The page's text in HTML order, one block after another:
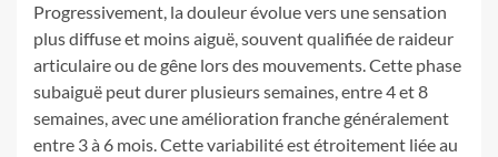
Progressivement, la douleur évolue vers une sensation
plus diffuse et moins aiguë, souvent qualifiée de raideur
articulaire ou de gêne lors des mouvements. Cette phase
subaiguë peut durer plusieurs semaines, entre 4 et 8
semaines, avec une amélioration franche généralement
entre 3 à 6 mois. Cette variabilité est étroitement liée au